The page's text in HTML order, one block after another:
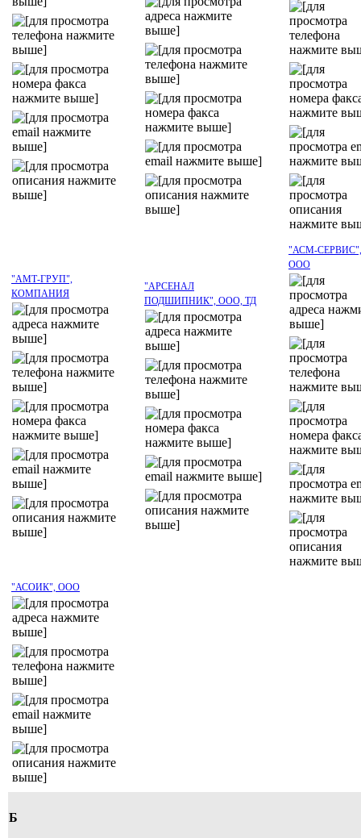
"АМТ-ГРУП",
КОМПАНИЯ
"АРСЕНАЛ
ПОДШИПНИК", ООО, ТД
"АСМ-СЕРВИС",
ООО
"АСОИК", ООО
Б